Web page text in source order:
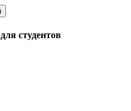
студентов